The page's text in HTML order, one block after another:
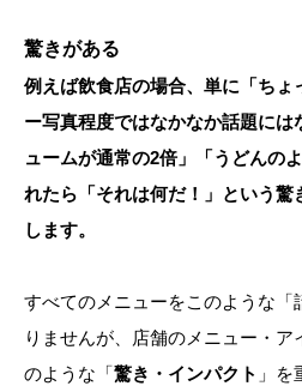
驚きがある
例えば飲食店の場合、単に「ちょ
ー写真程度ではなかなか話題には
ュームが通常の2倍」「うどんの
れたら「それは何だ！」という驚
します。
すべてのメニューをこのような「
りませんが、店舗のメニュー・ア
のような「驚き・インパクト 」